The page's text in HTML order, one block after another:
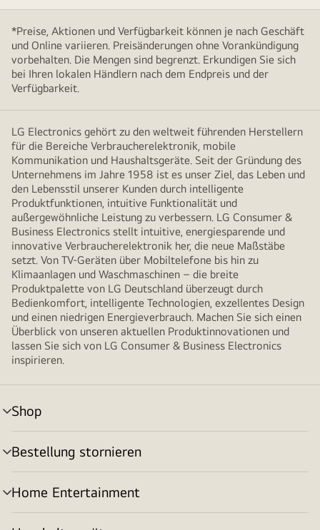
*Preise, Aktionen und Verfügbarkeit können je nach Geschäft
und Online variieren. Preisänderungen ohne Vorankündigung
vorbehalten. Die Mengen sind begrenzt. Erkundigen Sie sich
bei Ihren lokalen Händlern nach dem Endpreis und der
Verfügbarkeit.
LG Electronics gehört zu den weltweit führenden Herstellern
für die Bereiche Verbraucherelektronik, mobile
Kommunikation und Haushaltsgeräte. Seit der Gründung des
Unternehmens im Jahre 1958 ist es unser Ziel, das Leben und
den Lebensstil unserer Kunden durch intelligente
Produktfunktionen, intuitive Funktionalität und
außergewöhnliche Leistung zu verbessern. LG Consumer &
Business Electronics stellt intuitive, energiesparende und
innovative Verbraucherelektronik her, die neue Maßstäbe
setzt. Von TV-Geräten über Mobiltelefone bis hin zu
Klimaanlagen und Waschmaschinen – die breite
Produktpalette von LG Deutschland überzeugt durch
Bedienkomfort, intelligente Technologien, exzellentes Design
und einen niedrigen Energieverbrauch. Machen Sie sich einen
Überblick von unseren aktuellen Produktinnovationen und
lassen Sie sich von LG Consumer & Business Electronics
inspirieren.
Shop
Menü
umschalten
Bestellung stornieren
Menü
umschalten
Home Entertainment
Menü
umschalten